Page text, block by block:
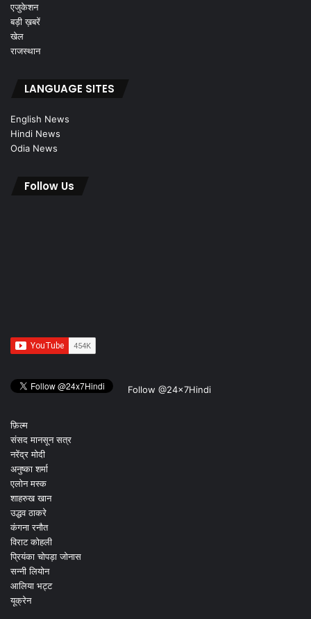
एजुकेशन
बड़ी ख़बरें
खेल
राजस्थान
LANGUAGE SITES
English News
Hindi News
Odia News
Follow Us
Follow @24x7Hindi
फ़िल्म
संसद मानसून सत्र
नरेंद्र मोदी
अनुष्का शर्मा
एलोन मस्क
शाहरुख खान
उद्धव ठाकरे
कंगना रनौत
विराट कोहली
प्रियंका चोपड़ा जोनास
सन्नी लियोन
आलिया भट्ट
यूक्रेन